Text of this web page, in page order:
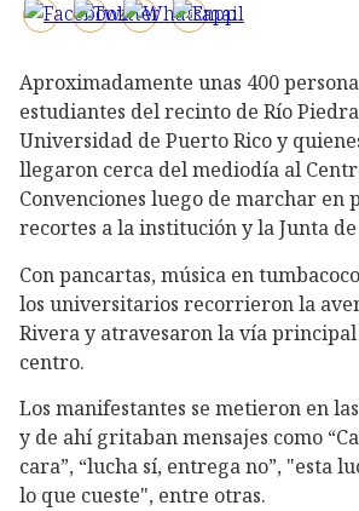
Aproximadamente unas 400
estudiantes del recinto de Río
Universidad de Puerto Rico y
llegaron cerca del mediodía al
Convenciones luego de marchar en
recortes a la institución y la Junta
Con pancartas, música en
los universitarios recorrieron la
Rivera y atravesaron la vía
centro.
Los manifestantes se metieron en
y de ahí gritaban mensajes como
cara”, “lucha sí, entrega no”, "esta
lo que cueste", entre otras.